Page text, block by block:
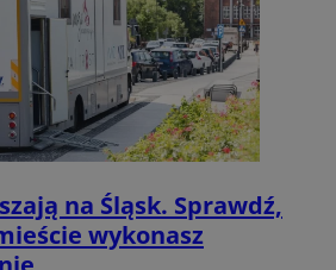
na Śląsk. Sprawdź,
wykonasz